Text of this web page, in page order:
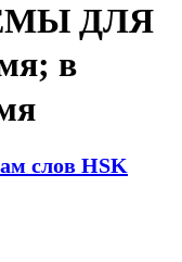
ДЛЯ
в
слов HSK